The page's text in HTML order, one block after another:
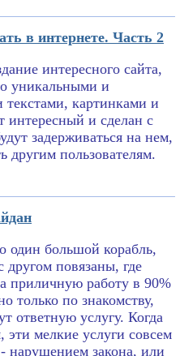
в интернете. Часть 2
интересного сайта,
уникальными и
текстами, картинками и
интересный и сделан с
задерживаться на нем,
другим пользователям.
один большой корабль,
другом повязаны, где
приличную работу в 90%
только по знакомству,
ответную услугу. Когда
мелкие услуги совсем
нарушением закона, или